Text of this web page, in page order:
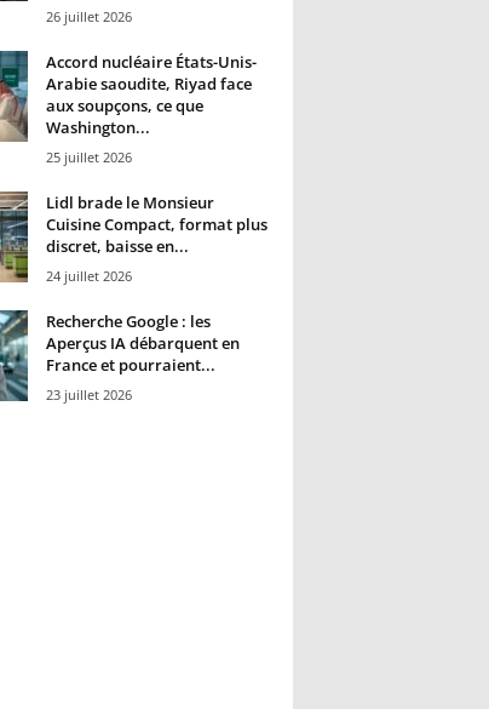
26 juillet 2026
Accord nucléaire États-Unis-
Arabie saoudite, Riyad face
aux soupçons, ce que
Washington...
25 juillet 2026
Lidl brade le Monsieur
Cuisine Compact, format plus
discret, baisse en...
24 juillet 2026
Recherche Google : les
Aperçus IA débarquent en
France et pourraient...
23 juillet 2026